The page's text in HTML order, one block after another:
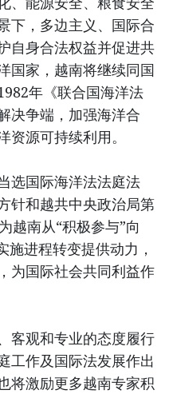
下，多边主义、国际合
自身合法权益并促进共
国家，越南将继续同国
年《联合国海洋法
决争端，加强海洋合
源可持续利用。
选国际海洋法法庭法
针和越共中央政治局第
越南从“积极参与”向
施进程转变提供动力，
为国际社会共同利益作
客观和专业的态度履行
工作及国际法发展作出
将激励更多越南专家积